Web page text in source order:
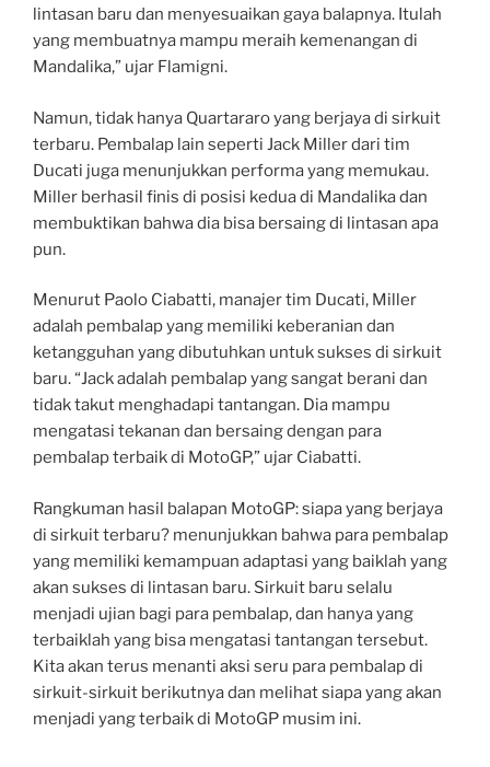
lintasan baru dan menyesuaikan gaya balapnya. Itulah
yang membuatnya mampu meraih kemenangan di
Mandalika,” ujar Flamigni.
Namun, tidak hanya Quartararo yang berjaya di sirkuit
terbaru. Pembalap lain seperti Jack Miller dari tim
Ducati juga menunjukkan performa yang memukau.
Miller berhasil finis di posisi kedua di Mandalika dan
membuktikan bahwa dia bisa bersaing di lintasan apa
pun.
Menurut Paolo Ciabatti, manajer tim Ducati, Miller
adalah pembalap yang memiliki keberanian dan
ketangguhan yang dibutuhkan untuk sukses di sirkuit
baru. “Jack adalah pembalap yang sangat berani dan
tidak takut menghadapi tantangan. Dia mampu
mengatasi tekanan dan bersaing dengan para
pembalap terbaik di MotoGP,” ujar Ciabatti.
Rangkuman hasil balapan MotoGP: siapa yang berjaya
di sirkuit terbaru? menunjukkan bahwa para pembalap
yang memiliki kemampuan adaptasi yang baiklah yang
akan sukses di lintasan baru. Sirkuit baru selalu
menjadi ujian bagi para pembalap, dan hanya yang
terbaiklah yang bisa mengatasi tantangan tersebut.
Kita akan terus menanti aksi seru para pembalap di
sirkuit-sirkuit berikutnya dan melihat siapa yang akan
menjadi yang terbaik di MotoGP musim ini.